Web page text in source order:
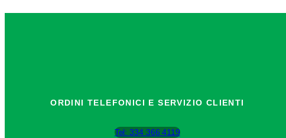
ORDINI TELEFONICI E SERVIZIO CLIENTI
Tel: 334 366 4119